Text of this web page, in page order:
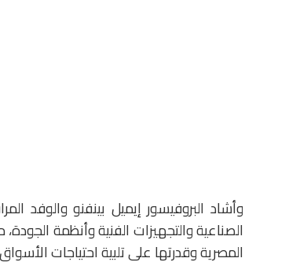
وأشاد البروفيسور إيميل بينفنو والوفد
الصناعية والتجهيزات الفنية وأنظمة
المصرية وقدرتها على تلبية احتياجات